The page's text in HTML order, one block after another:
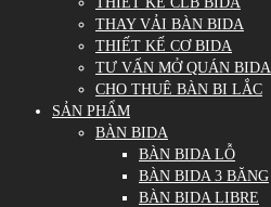
THAY VẢI BÀN BIDA
THIẾT KẾ CƠ BIDA
TƯ VẤN MỞ QUÁN BIDA
CHO THUÊ BÀN BI LẮC
SẢN PHẨM
BÀN BIDA
BÀN BIDA LỖ
BÀN BIDA 3 BĂNG
BÀN BIDA LIBRE